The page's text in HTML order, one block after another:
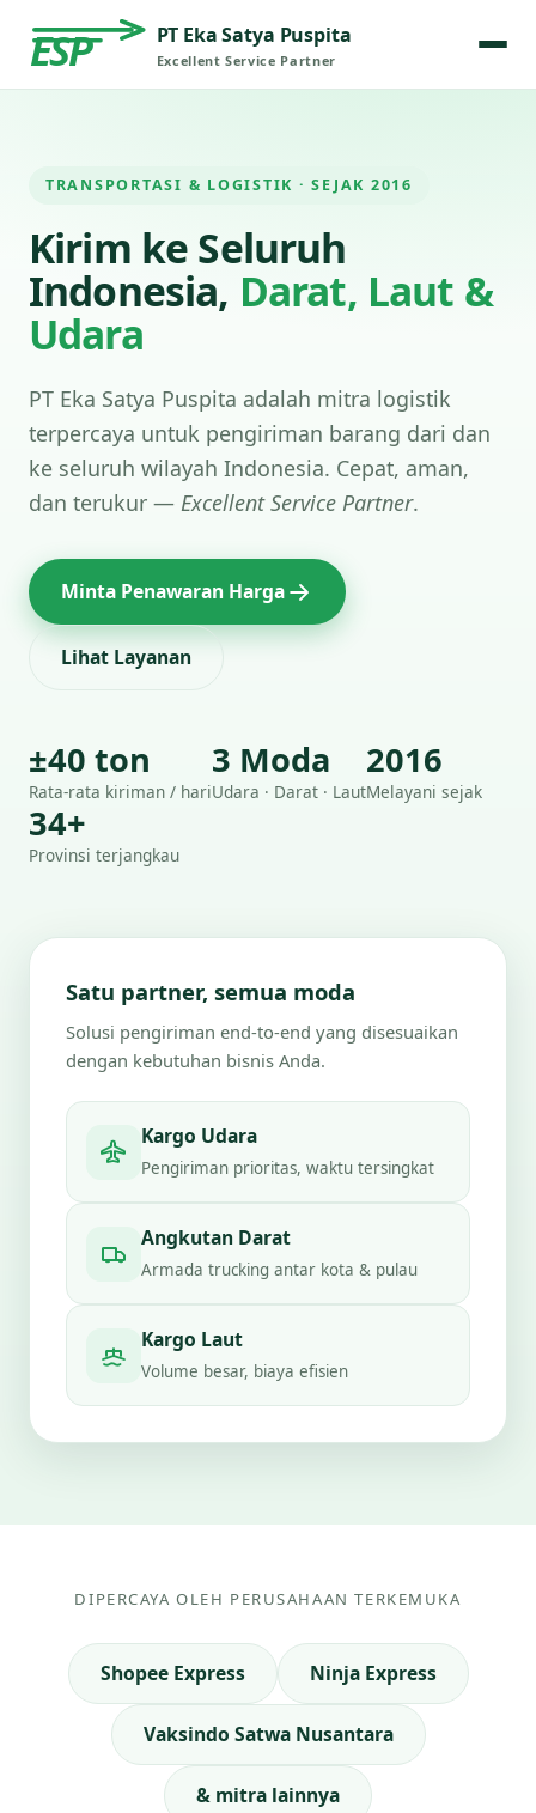
ESP PT Eka Satya Puspita
Excellent Service Partner
TRANSPORTASI & LOGISTIK · SEJAK 2016
Kirim ke Seluruh
Indonesia, Darat, Laut &
Udara
PT Eka Satya Puspita adalah mitra logistik
terpercaya untuk pengiriman barang dari dan
ke seluruh wilayah Indonesia. Cepat, aman,
dan terukur — Excellent Service Partner.
Minta Penawaran Harga
Lihat Layanan
±40 ton
Rata-rata kiriman / hari
3 Moda
Udara · Darat · Laut
2016
Melayani sejak
34+
Provinsi terjangkau
Satu partner, semua moda
Solusi pengiriman end-to-end yang disesuaikan
dengan kebutuhan bisnis Anda.
Kargo Udara
Pengiriman prioritas, waktu tersingkat
Angkutan Darat
Armada trucking antar kota & pulau
Kargo Laut
Volume besar, biaya efisien
DIPERCAYA OLEH PERUSAHAAN TERKEMUKA
Shopee Express Ninja Express
Vaksindo Satwa Nusantara
& mitra lainnya